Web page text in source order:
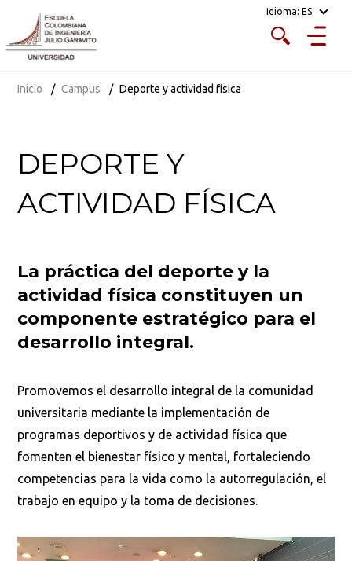
Idioma: ES
Inicio Campus Deporte y actividad física
DEPORTE Y
ACTIVIDAD FÍSICA
La práctica del deporte y la
actividad física constituyen un
componente estratégico para el
desarrollo integral.
Promovemos el desarrollo integral de la comunidad
universitaria mediante la implementación de
programas deportivos y de actividad física que
fomenten el bienestar físico y mental, fortaleciendo
competencias para la vida como la autorregulación, el
trabajo en equipo y la toma de decisiones.